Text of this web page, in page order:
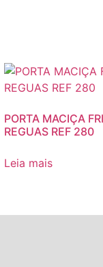
PORTA MACIÇA
REGUAS REF 280
Leia mais